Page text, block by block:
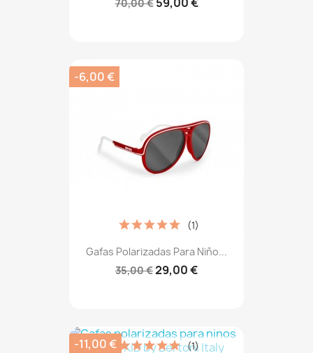
70,00 €
Gafas Polarizadas Para Niño...
35,00 €29,00 €
(1)
-6,00 €
(1)
-11,00 €